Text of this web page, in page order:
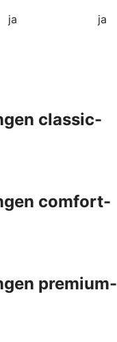
ja ja
classic-
comfort-
premium-